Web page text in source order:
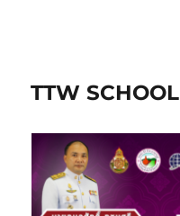
บทความ
TTW SCHOOL